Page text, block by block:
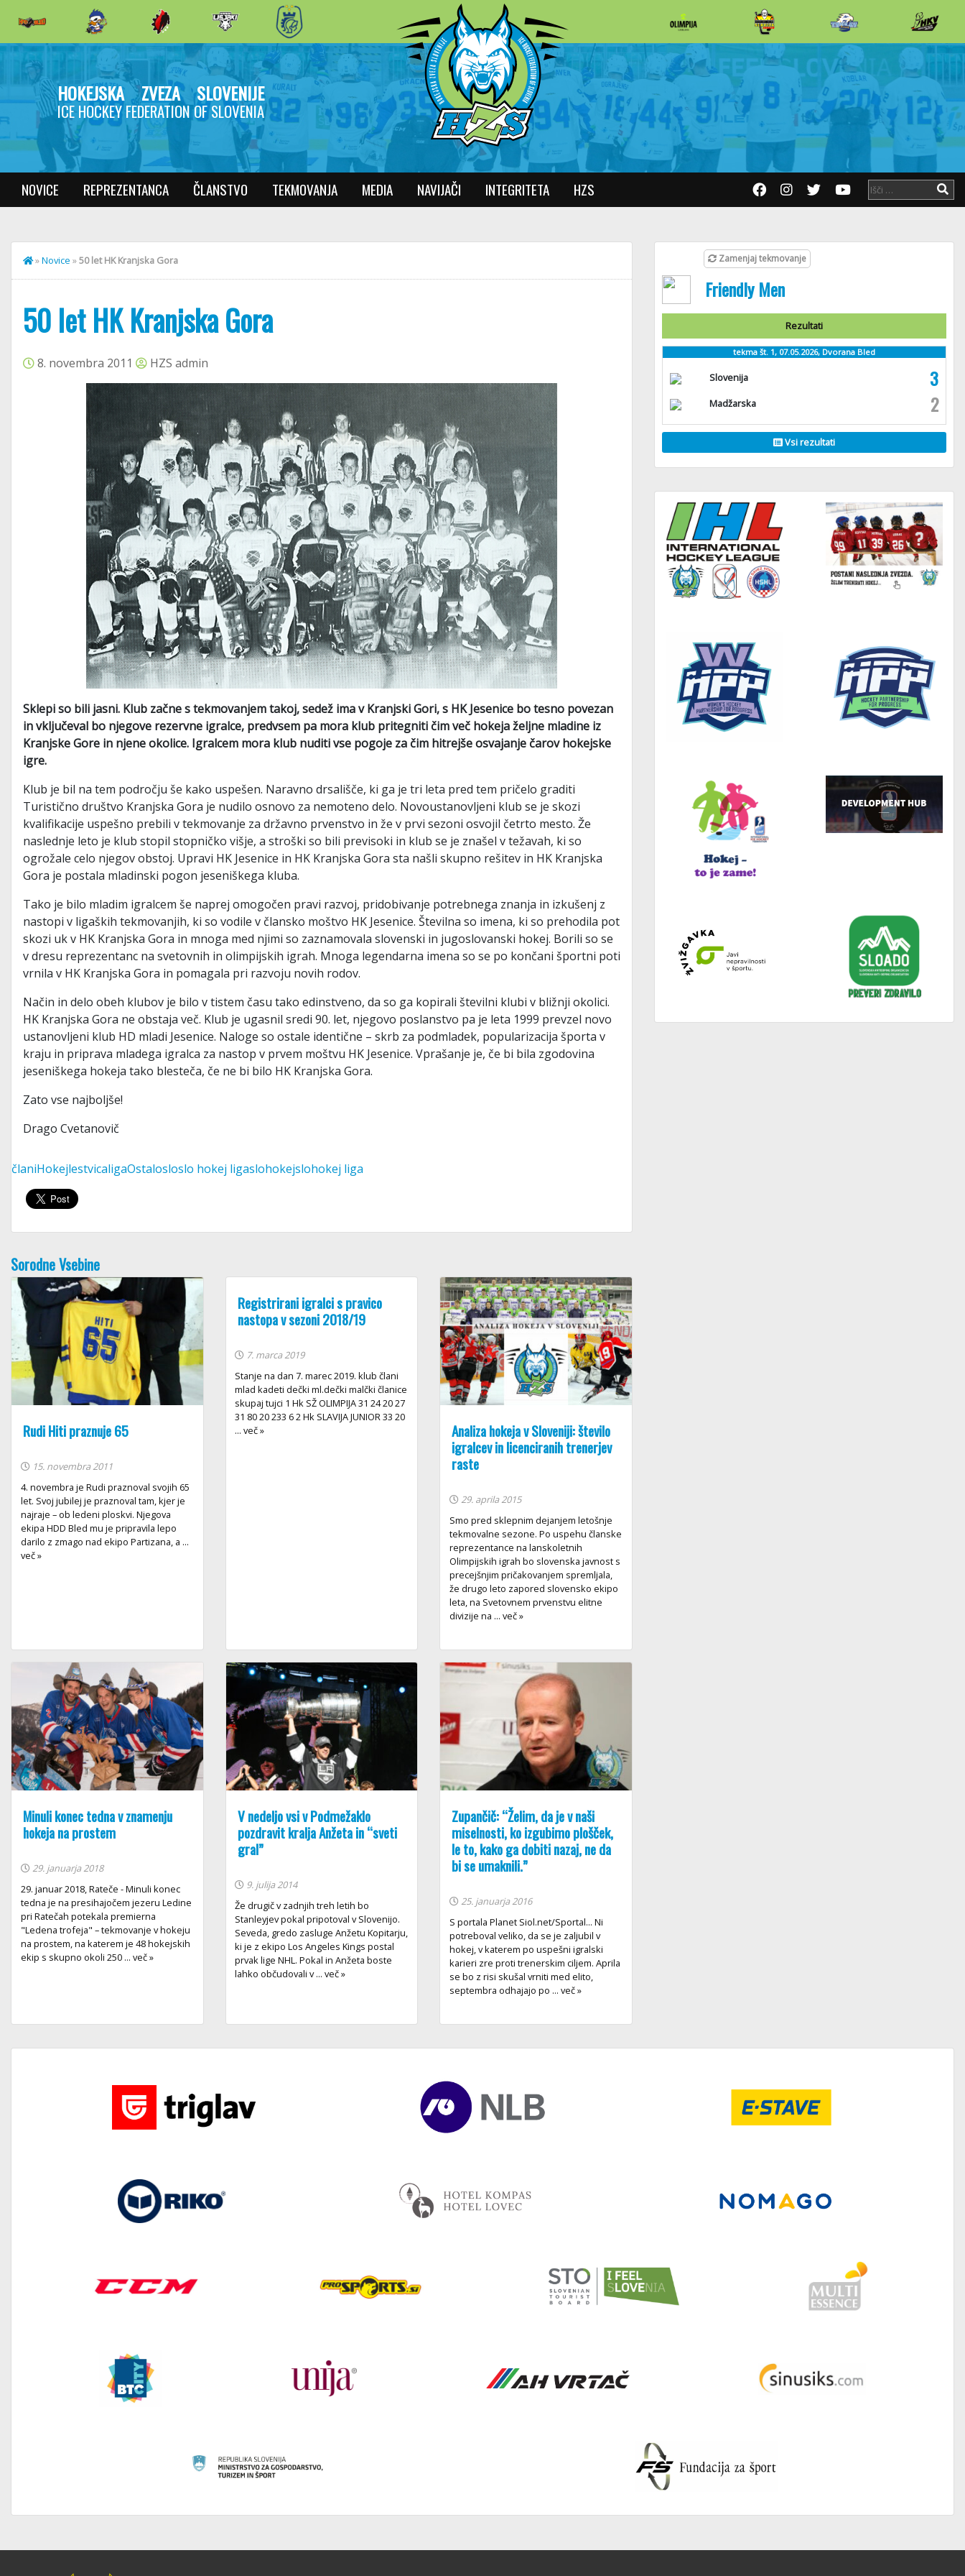
HOKEJSKA ZVEZA SLOVENIJE
ICE HOCKEY FEDERATION OF SLOVENIA
NOVICE REPREZENTANCA ČLANSTVO TEKMOVANJA MEDIA NAVIJAČI INTEGRITETA HZS
»Novice »50 let HK Kranjska Gora
50 let HK Kranjska Gora
8. novembra 2011 HZS admin
Sklepi so bili jasni. Klub začne s tekmovanjem takoj, sedež ima v Kranjski Gori, s HK Jesenice bo tesno povezan
in vključeval bo njegove rezervne igralce, predvsem pa mora klub pritegniti čim več hokeja željne mladine iz
Kranjske Gore in njene okolice. Igralcem mora klub nuditi vse pogoje za čim hitrejše osvajanje čarov hokejske
igre.
Klub je bil na tem področju še kako uspešen. Naravno drsališče, ki ga je tri leta pred tem pričelo graditi
Turistično društvo Kranjska Gora je nudilo osnovo za nemoteno delo. Novoustanovljeni klub se je skozi
kvalifikacije uspešno prebili v tekmovanje za državno prvenstvo in že v prvi sezoni osvojil četrto mesto. Že
naslednje leto je klub stopil stopničko višje, a stroški so bili previsoki in klub se je znašel v težavah, ki so
ogrožale celo njegov obstoj. Upravi HK Jesenice in HK Kranjska Gora sta našli skupno rešitev in HK Kranjska
Gora je postala mladinski pogon jeseniškega kluba.
Tako je bilo mladim igralcem še naprej omogočen pravi razvoj, pridobivanje potrebnega znanja in izkušenj z
nastopi v ligaških tekmovanjih, ki so vodile v člansko moštvo HK Jesenice. Številna so imena, ki so prehodila pot
skozi uk v HK Kranjska Gora in mnoga med njimi so zaznamovala slovenski in jugoslovanski hokej. Borili so se
v dresu reprezentanc na svetovnih in olimpijskih igrah. Mnoga legendarna imena so se po končani športni poti
vrnila v HK Kranjska Gora in pomagala pri razvoju novih rodov.
Način in delo obeh klubov je bilo v tistem času tako edinstveno, da so ga kopirali številni klubi v bližnji okolici.
HK Kranjska Gora ne obstaja več. Klub je ugasnil sredi 90. let, njegovo poslanstvo pa je leta 1999 prevzel novo
ustanovljeni klub HD mladi Jesenice. Naloge so ostale identične – skrb za podmladek, popularizacija športa v
kraju in priprava mladega igralca za nastop v prvem moštvu HK Jesenice. Vprašanje je, če bi bila zgodovina
jeseniškega hokeja tako blesteča, če ne bi bilo HK Kranjska Gora.
Zato vse najboljše!
Drago Cvetanovič
članiHokejlestvicaligaOstalosloslo hokej ligaslohokejslohokej liga
Sorodne Vsebine
Rudi Hiti praznuje 65
15. novembra 2011
4. novembra je Rudi praznoval svojih 65
let. Svoj jubilej je praznoval tam, kjer je
najraje – ob ledeni ploskvi. Njegova
ekipa HDD Bled mu je pripravila lepo
darilo z zmago nad ekipo Partizana, a ...
več »
Registrirani igralci s pravico
nastopa v sezoni 2018/19
7. marca 2019
Stanje na dan 7. marec 2019. klub člani
mlad kadeti dečki ml.dečki malčki članice
skupaj tujci 1 Hk SŽ OLIMPIJA 31 24 20 27
31 80 20 233 6 2 Hk SLAVIJA JUNIOR 33 20
... več »
Analiza hokeja v Sloveniji: število
igralcev in licenciranih trenerjev
raste
29. aprila 2015
Smo pred sklepnim dejanjem letošnje
tekmovalne sezone. Po uspehu članske
reprezentance na lanskoletnih
Olimpijskih igrah bo slovenska javnost s
precejšnjim pričakovanjem spremljala,
že drugo leto zapored slovensko ekipo
leta, na Svetovnem prvenstvu elitne
divizije na ... več »
Minuli konec tedna v znamenju
hokeja na prostem
29. januarja 2018
29. januar 2018, Rateče - Minuli konec
tedna je na presihajočem jezeru Ledine
pri Ratečah potekala premierna
"Ledena trofeja" – tekmovanje v hokeju
na prostem, na katerem je 48 hokejskih
ekip s skupno okoli 250 ... več »
V nedeljo vsi v Podmežaklo
pozdravit kralja Anžeta in “sveti
gral”
9. julija 2014
Že drugič v zadnjih treh letih bo
Stanleyjev pokal pripotoval v Slovenijo.
Seveda, gredo zasluge Anžetu Kopitarju,
ki je z ekipo Los Angeles Kings postal
prvak lige NHL. Pokal in Anžeta boste
lahko občudovali v ... več »
Zupančič: “Želim, da je v naši
miselnosti, ko izgubimo plošček,
le to, kako ga dobiti nazaj, ne da
bi se umaknili.”
25. januarja 2016
S portala Planet Siol.net/Sportal... Ni
potreboval veliko, da se je zaljubil v
hokej, v katerem po uspešni igralski
karieri zre proti trenerskim ciljem. Aprila
se bo z risi skušal vrniti med elito,
septembra odhajajo po ... več »
Zamenjaj tekmovanje
Friendly Men
Rezultati
tekma št. 1, 07.05.2026, Dvorana Bled
Slovenija 3
Madžarska 2
Vsi rezultati